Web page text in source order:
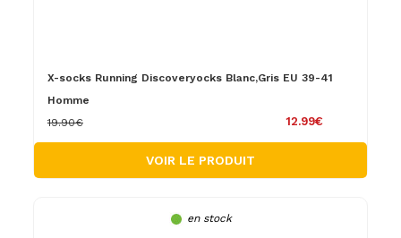
X-socks Running Discoveryocks Blanc,Gris EU 39-41
Homme
12.99€
19.90€
VOIR LE PRODUIT
en stock